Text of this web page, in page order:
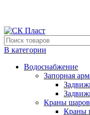
В категории
Водоснабжение
Запорная
Краны
Краны